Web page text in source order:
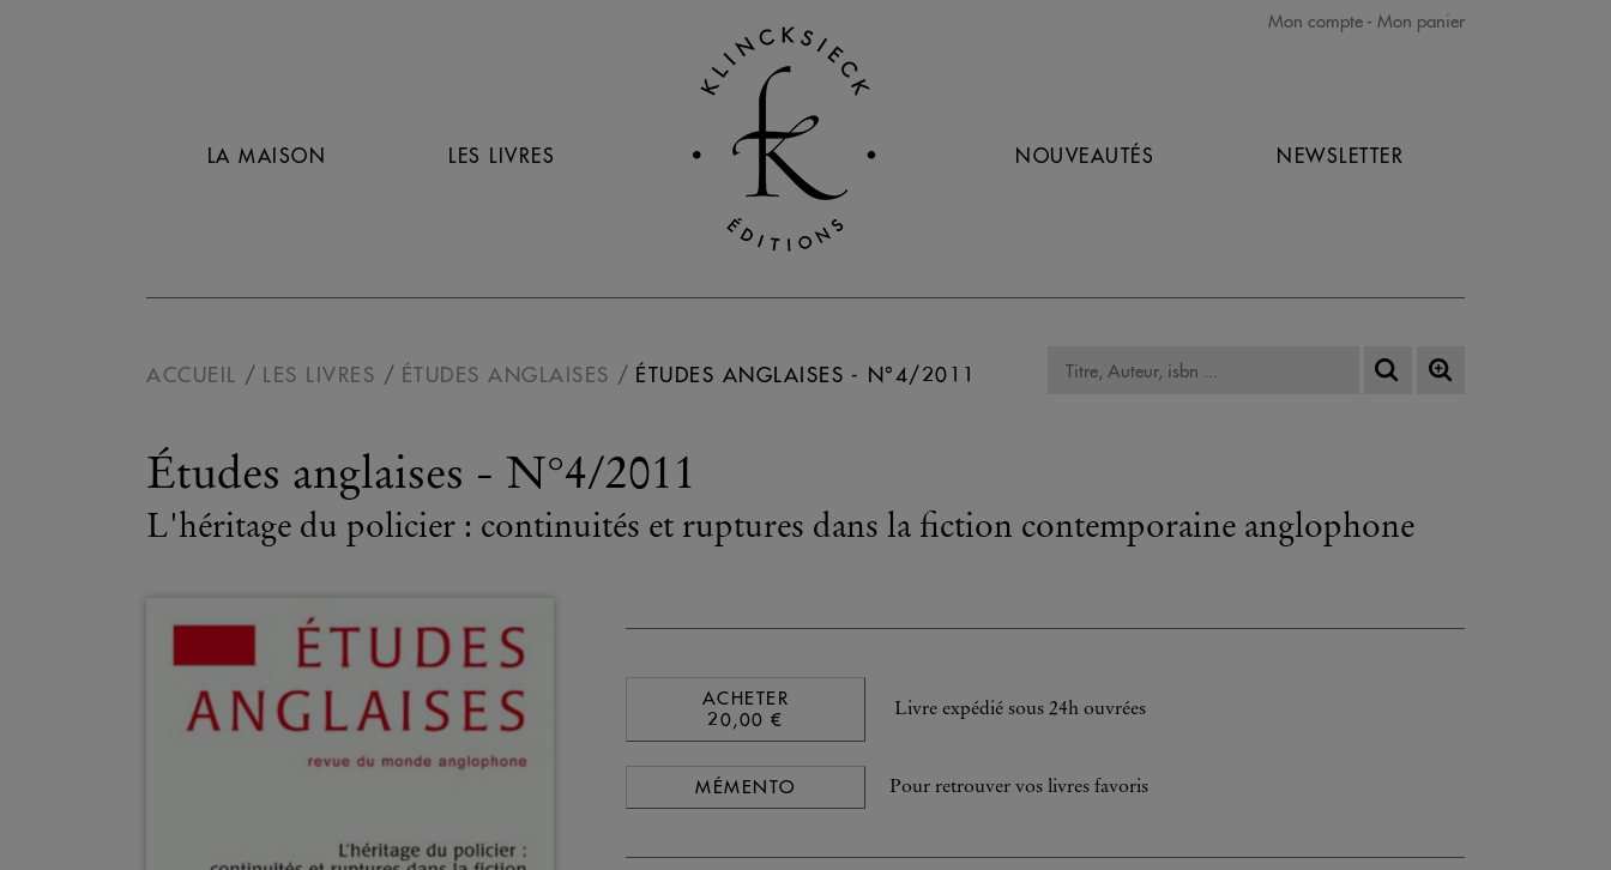
Mon compte Mon panier
LA MAISON LES LIVRES NOUVEAUTÉS NEWSLETTER
ACCUEIL LES LIVRES ÉTUDES ANGLAISES ÉTUDES ANGLAISES - N°4/2011
Études anglaises - N°4/2011
L'héritage du policier : continuités et ruptures dans la fiction contemporaine anglophone
ACHETER
20,00 €
Livre expédié sous 24h ouvrées
MÉMENTO Pour retrouver vos livres favoris